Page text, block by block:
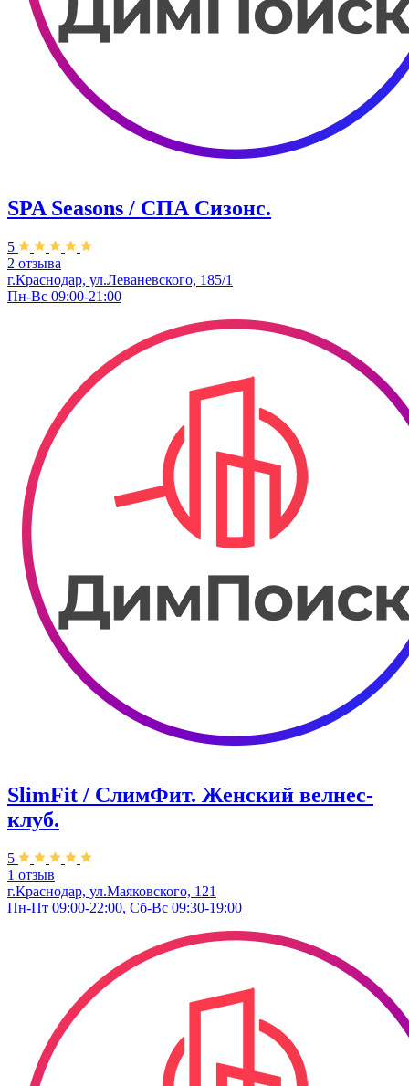
SPA Seasons / СПА Сизонс.
5
2 отзыва
г.Краснодар, ул.Леваневского, 185/1
Пн-Вс 09:00-21:00
SlimFit / СлимФит. Женский велнес-
клуб.
5
1 отзыв
г.Краснодар, ул.Маяковского, 121
Пн-Пт 09:00-22:00, Сб-Вс 09:30-19:00